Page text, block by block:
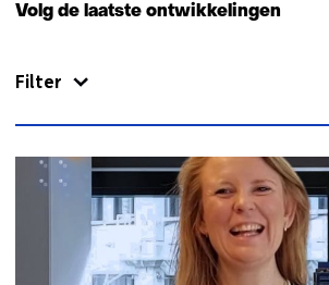
Volg de laatste ontwikkelingen
Filter
71
resultaten,
getoond
1
t/m